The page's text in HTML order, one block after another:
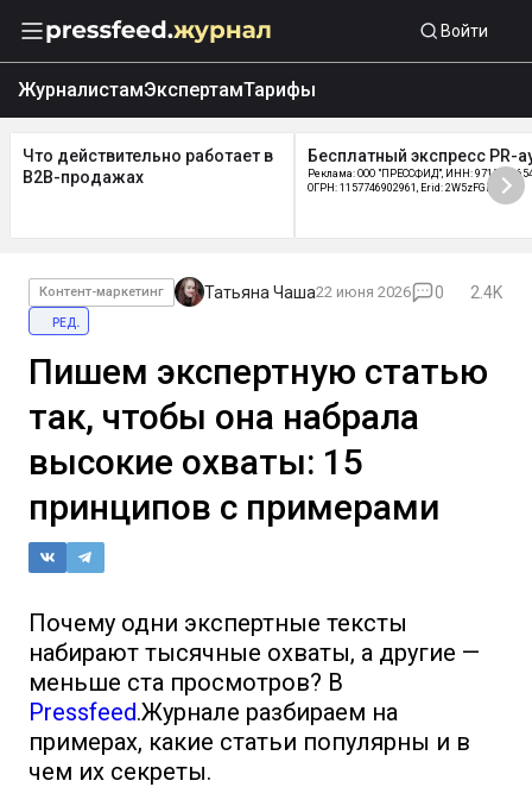
Войти
ЖурналистамЭкспертамТарифы
Что действительно работает в
B2B-продажах
Бесплатный экспресс PR-
Реклама: ООО "ПРЕССФИД", ИНН:
ОГРН: 1157746902961, Erid: 2W5zFGDycPz
Контент-маркетинг Татьяна Чаша22 июня 2026 0
2.4K
ред.
Пишем экспертную статью
так, чтобы она набрала
высокие охваты: 15
принципов с примерами
Почему одни экспертные тексты
набирают тысячные охваты, а другие —
меньше ста просмотров? В
Pressfeed.Журнале разбираем на
примерах, какие статьи популярны и в
чем их секреты.